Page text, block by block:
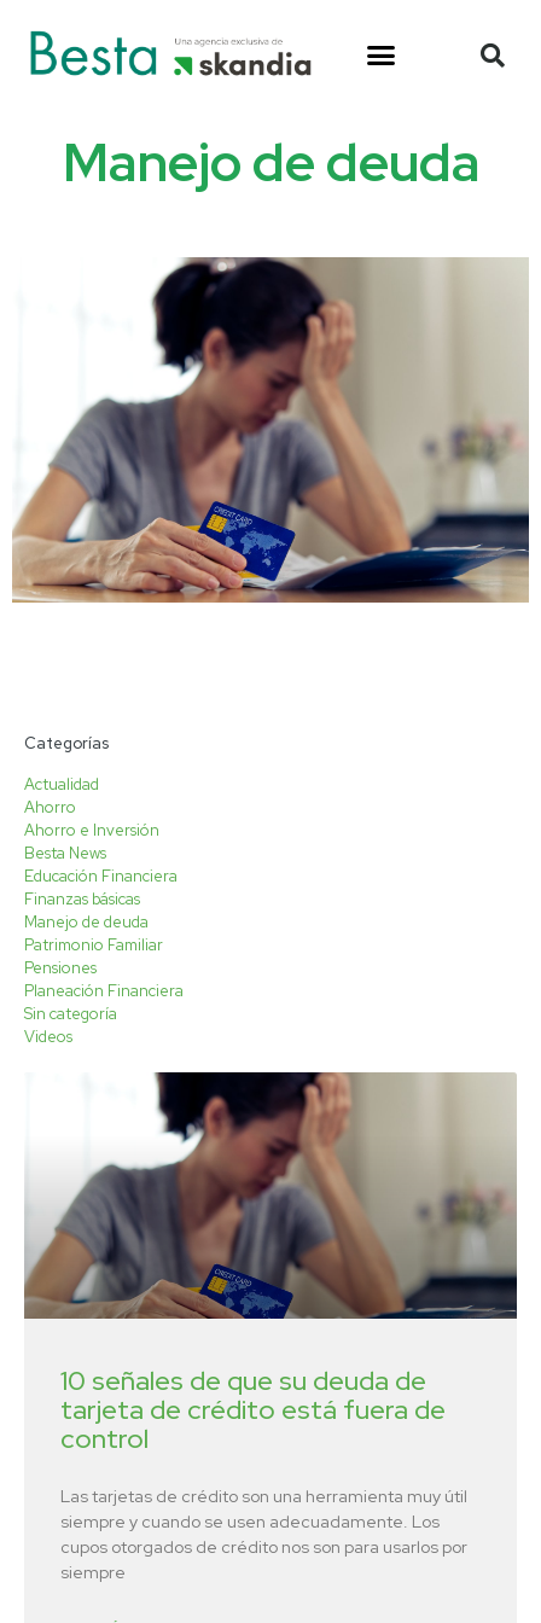
Manejo de deuda
Categorías
Actualidad
Ahorro
Ahorro e Inversión
Besta News
Educación Financiera
Finanzas básicas
Manejo de deuda
Patrimonio Familiar
Pensiones
Planeación Financiera
Sin categoría
Videos
10 señales de que su deuda de
tarjeta de crédito está fuera de
control
Las tarjetas de crédito son una herramienta muy útil
siempre y cuando se usen adecuadamente. Los
cupos otorgados de crédito nos son para usarlos por
siempre